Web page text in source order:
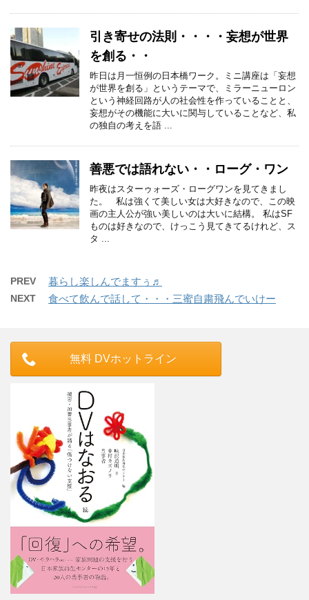
引き寄せの法則・・・・妄想が世界
を創る・・
昨日は月一恒例の日本橋ワーク。ミニ講座は「妄想
が世界を創る」というテーマで、ミラーニューロン
という神経回路が人の社会性を作っていることと、
妄想がその機能に大いに関与していることなど、私
の独自の考えを語 ...
善悪では語れない・・ローグ・ワン
昨夜はスターゥォーズ・ローグワンを見てきまし
た。 私は強くて美しい女は大好きなので、この映
画の主人公が強い美しいのは大いに結構。 私はSF
ものは好きなので、けっこう見てきてるけれど、ス
タ ...
PREV 暮らし楽しんでますぅ♬
NEXT 食べて飲んで話して・・・三蜜自粛飛んでいけー
無料 DVホットライン